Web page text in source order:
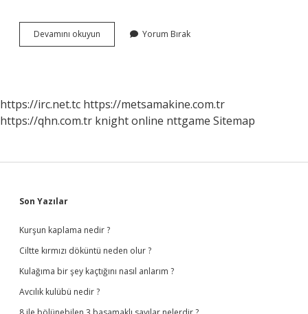
Devamını okuyun Cerrahpaşa
Tıp
Yorum Bırak
https://irc.net.tc https://metsamakine.com.tr
https://qhn.com.tr knight online nttgame Sitemap
Sidebar
Son Yazılar
Kurşun kaplama nedir ?
Ciltte kırmızı döküntü neden olur ?
Kulağıma bir şey kaçtığını nasıl anlarım ?
Avcılık kulübü nedir ?